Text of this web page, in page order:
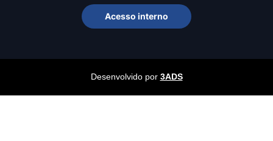
Acesso interno
Desenvolvido por 3ADS